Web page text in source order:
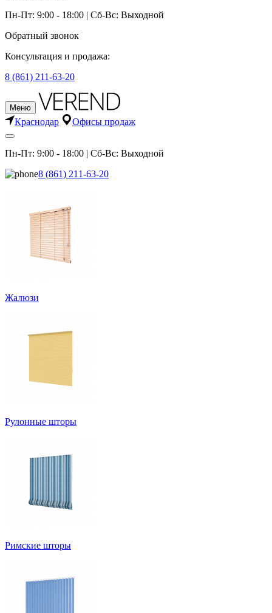
Пн-Пт: 9:00 - 18:00 | Сб-Вс: Выходной
Обратный звонок
Консультация и продажа:
8 (861) 211-63-20
Меню
Краснодар Офисы продаж
Пн-Пт: 9:00 - 18:00 | Сб-Вс: Выходной
8 (861) 211-63-20
Жалюзи
Рулонные шторы
Римские шторы